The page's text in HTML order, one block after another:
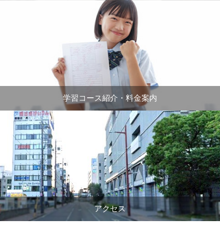
学習コース紹介・料金案内
アクセス